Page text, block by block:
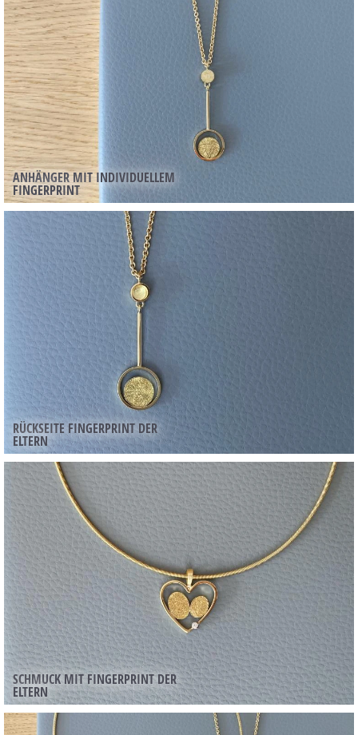
ANHÄNGER MIT INDIVIDUELLEM
FINGERPRINT
RÜCKSEITE FINGERPRINT DER
ELTERN
SCHMUCK MIT FINGERPRINT DER
ELTERN